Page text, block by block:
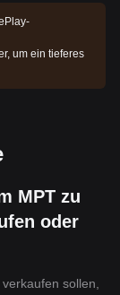
um ein tieferes
MPT zu
oder
sollen,